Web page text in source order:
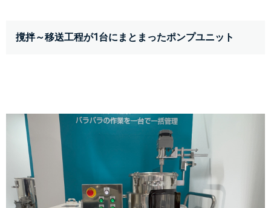
撹拌～移送工程が1台にまとまったポンプユニット